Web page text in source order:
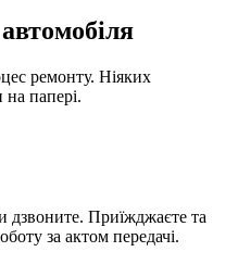
ремонту. Ніяких
на папері.
дзвоните. Приїжджаєте та
за актом передачі.